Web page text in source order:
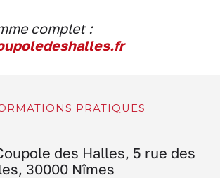
complet :
PRATIQUES
des Halles, 5 rue des
30000 Nîmes